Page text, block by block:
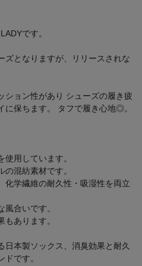
です。
ズとなりますが、リリースされな
ション性があり シューズの履き疲
に保ちます。 タフで履き心地◎。
用しています。
の混紡素材です。
化学繊維の耐久性・吸湿性を両立
合いです。
あります。
本製ソックス、消臭効果と耐久
です。